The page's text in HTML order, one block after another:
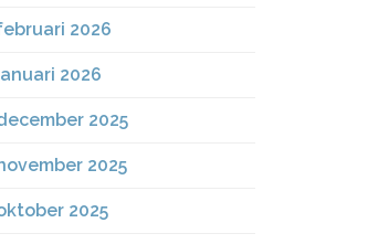
2026
2026
2025
2025
2025